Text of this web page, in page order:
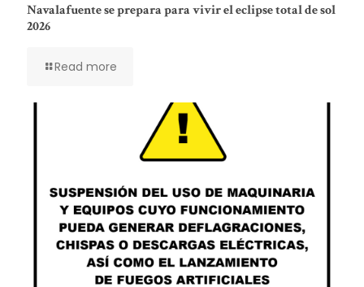
Navalafuente se prepara para vivir el eclipse total de sol
2026
Read more